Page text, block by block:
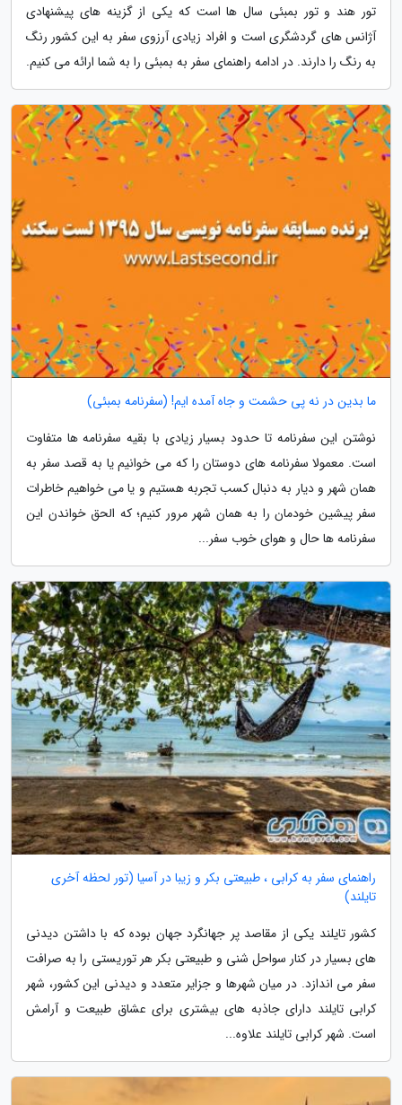
تور هند و تور بمبئی سال ها است که یکی از گزینه های پیشنهادی
آژانس های گردشگری است و افراد زیادی آرزوی سفر به این کشور رنگ
به رنگ را دارند. در ادامه راهنمای سفر به بمبئی را به شما ارائه می کنیم.
ما بدین در نه پی حشمت و جاه آمده ایم! (سفرنامه بمبئی)
نوشتن این سفرنامه تا حدود بسیار زیادی با بقیه سفرنامه ها متفاوت
است. معمولا سفرنامه های دوستان را که می خوانیم یا به قصد سفر به
همان شهر و دیار به دنبال کسب تجربه هستیم و یا می خواهیم خاطرات
سفر پیشین خودمان را به همان شهر مرور کنیم؛ که الحق خواندن این
سفرنامه ها حال و هوای خوب سفر...
راهنمای سفر به کرابی ، طبیعتی بکر و زیبا در آسیا (تور لحظه آخری
تایلند)
کشور تایلند یکی از مقاصد پر جهانگرد جهان بوده که با داشتن دیدنی
های بسیار در کنار سواحل شنی و طبیعتی بکر هر توریستی را به صرافت
سفر می اندازد. در میان شهرها و جزایر متعدد و دیدنی این کشور، شهر
کرابی تایلند دارای جاذبه های بیشتری برای عشاق طبیعت و آرامش
است. شهر کرابی تایلند علاوه...